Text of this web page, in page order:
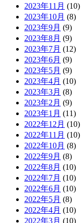
2023年11月 (10)
2023年10月 (8)
2023年9月 (9)
2023年8月 (9)
2023年7月 (12)
2023年6月 (9)
2023年5月 (9)
2023年4月 (10)
2023年3月 (8)
2023年2月 (9)
2023年1月 (11)
2022年12月 (10)
2022年11月 (10)
2022年10月 (8)
2022年9月 (8)
2022年8月 (10)
2022年7月 (10)
2022年6月 (10)
2022年5月 (8)
2022年4月 (10)
2022年3月 (10)